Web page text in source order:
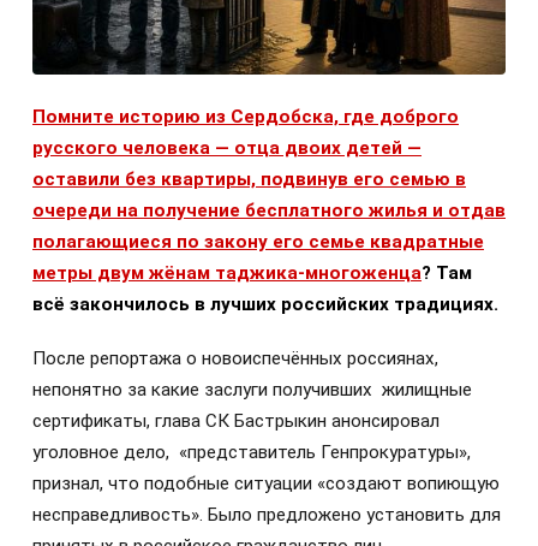
Помните историю из Сердобска, где доброго
русского человека — отца двоих детей —
оставили без квартиры, подвинув его семью в
очереди на получение бесплатного жилья и отдав
полагающиеся по закону его семье квадратные
метры двум жёнам таджика-многоженца? Там
всё закончилось в лучших российских традициях.
После репортажа о новоиспечённых россиянах,
непонятно за какие заслуги получивших жилищные
сертификаты, глава СК Бастрыкин анонсировал
уголовное дело, «представитель Генпрокуратуры»,
признал, что подобные ситуации «создают вопиющую
несправедливость». Было предложено установить для